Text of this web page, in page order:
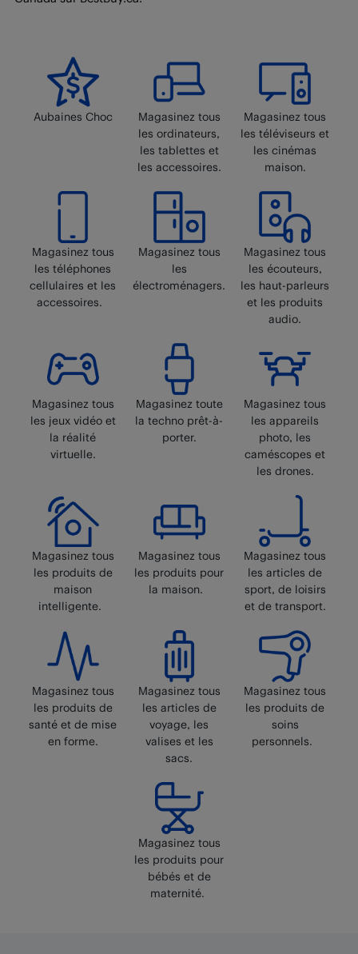
pouvez pas retourner les produits de la Place de
Aubaines Choc
Magasinez tous
les ordinateurs,
les tablettes et
les accessoires.
Magasinez tous
les téléviseurs et
les cinémas
maison.
Magasinez tous
les téléphones
cellulaires et les
accessoires.
Magasinez tous
les
électroménagers.
Magasinez tous
les écouteurs,
les haut-parleurs
et les produits
audio.
Magasinez tous
les jeux vidéo et
la réalité
virtuelle.
Magasinez toute
la techno prêt-à-
porter.
Magasinez tous
les appareils
photo, les
caméscopes et
les drones.
Magasinez tous
les produits de
maison
intelligente.
Magasinez tous
les produits pour
la maison.
Magasinez tous
les articles de
sport, de loisirs
et de transport.
Magasinez tous
les produits de
santé et de mise
en forme.
Magasinez tous
les articles de
voyage, les
valises et les
sacs.
Magasinez tous
les produits de
soins
personnels.
Magasinez tous
les produits pour
bébés et de
maternité.